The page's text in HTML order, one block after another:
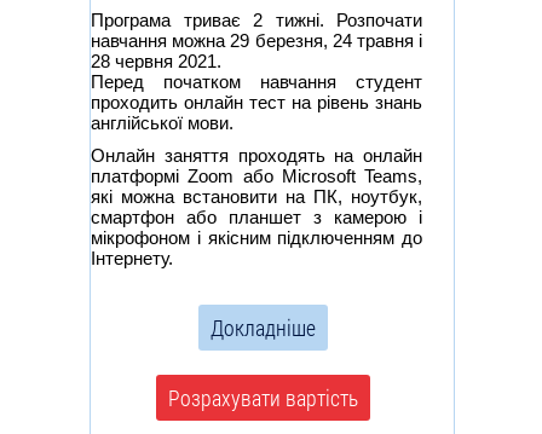
Програма триває 2 тижні. Розпочати
навчання можна 29 березня, 24 травня і
28 червня 2021.
Перед початком навчання студент
проходить онлайн тест на рівень знань
англійської мови.
Онлайн заняття проходять на онлайн
платформі Zoom або Microsoft Teams,
які можна встановити на ПК, ноутбук,
смартфон або планшет з камерою і
мікрофоном і якісним підключенням до
Інтернету.
Докладніше
Розрахувати вартість